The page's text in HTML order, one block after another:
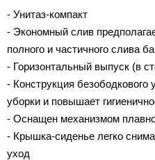
- Унитаз-компакт
- Экономный слив
полного и частичного слива
- Горизонтальный выпуск (в
- Конструкция безободкового
уборки и повышает
- Оснащен механизмом
- Крышка-сиденье легко
уход